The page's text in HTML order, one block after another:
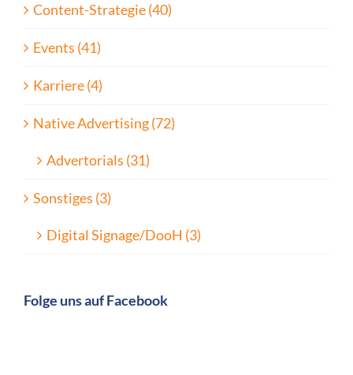
Content-Strategie (40)
Events (41)
Karriere (4)
Native Advertising (72)
Advertorials (31)
Sonstiges (3)
Digital Signage/DooH (3)
Folge uns auf Facebook